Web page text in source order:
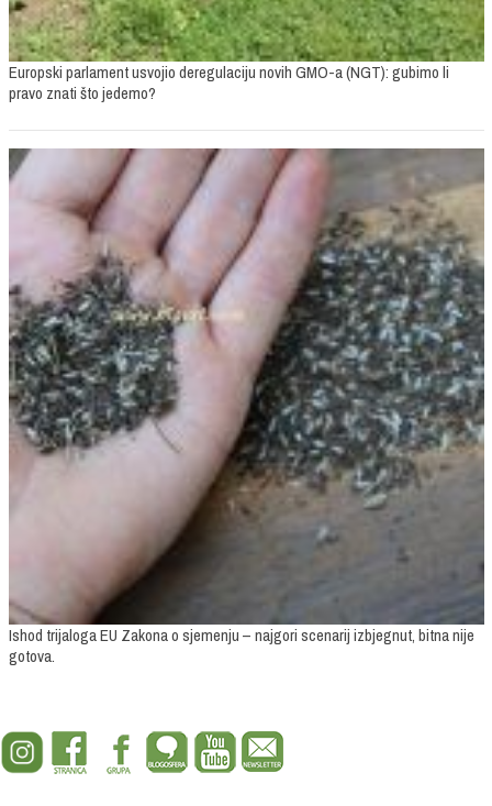
Europski parlament usvojio deregulaciju novih GMO-a (NGT): gubimo li
pravo znati što jedemo?
Ishod trijaloga EU Zakona o sjemenju – najgori scenarij izbjegnut, bitna nije
gotova.